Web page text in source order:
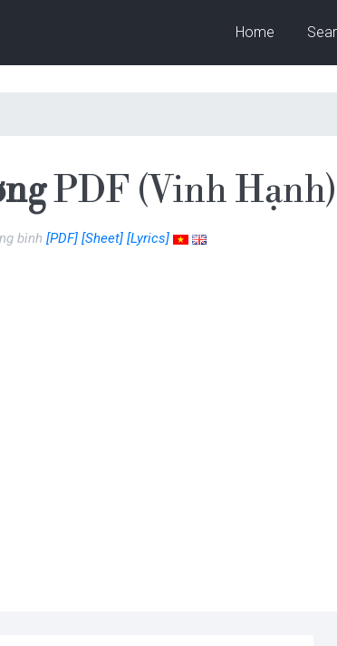
Home
PDF (Vinh
bình [PDF] [Sheet] [Lyrics]